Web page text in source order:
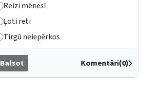
Reizi mēnesī
Ļoti reti
Tirgū neiepērkos
Balsot Komentāri(0)